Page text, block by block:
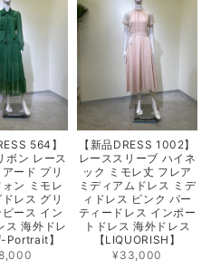
564】
ボン レース
ード プリ
ン ミモレ
レス グリ
ース イン
ス 海外ドレ
Portrait】
【新品DRESS 1002】
レーススリーブ ハイネ
ック ミモレ丈 フレア
ミディアムドレス ミデ
ィドレス ピンク パー
ティードレス インポー
トドレス 海外ドレス
【LIQUORISH】
¥33,000